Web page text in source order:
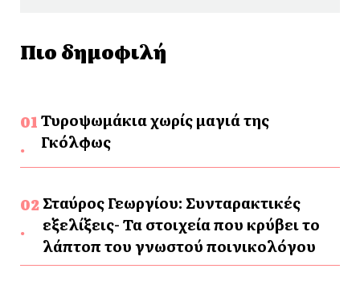
Πιο δημοφιλή
Τυροψωμάκια χωρίς μαγιά της
Γκόλφως
Σταύρος Γεωργίου: Συνταρακτικές
εξελίξεις- Τα στοιχεία που κρύβει το
λάπτοπ του γνωστού ποινικολόγου